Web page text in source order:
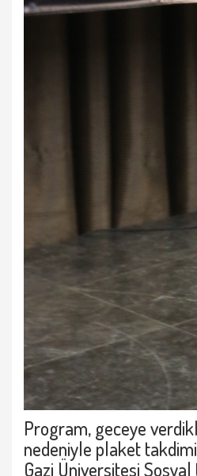
Program, geceye
nedeniyle plaket
Gazi Üniversitesi